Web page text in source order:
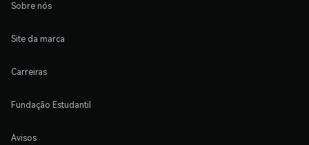
Sobre nós
Site da marca
Carreiras
Fundação Estudantil
Avisos